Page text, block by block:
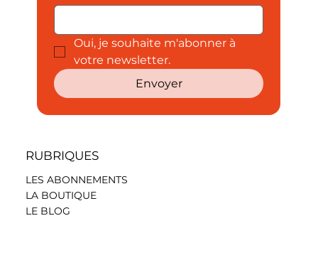
Oui, je souhaite m'abonner à
votre newsletter.
Envoyer
RUBRIQUES
LES ABONNEMENTS
LA BOUTIQUE
LE BLOG